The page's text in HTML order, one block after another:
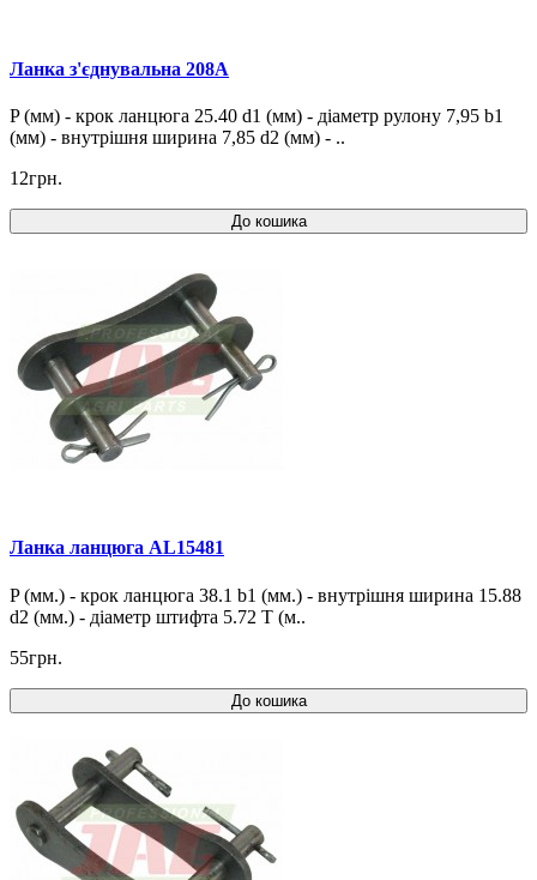
Ланка з'єднувальна 208A
P (мм) - крок ланцюга 25.40 d1 (мм) - діаметр рулону 7,95 b1
(мм) - внутрішня ширина 7,85 d2 (мм) - ..
12грн.
До кошика
Ланка ланцюга AL15481
P (мм.) - крок ланцюга 38.1 b1 (мм.) - внутрішня ширина 15.88
d2 (мм.) - діаметр штифта 5.72 T (м..
55грн.
До кошика